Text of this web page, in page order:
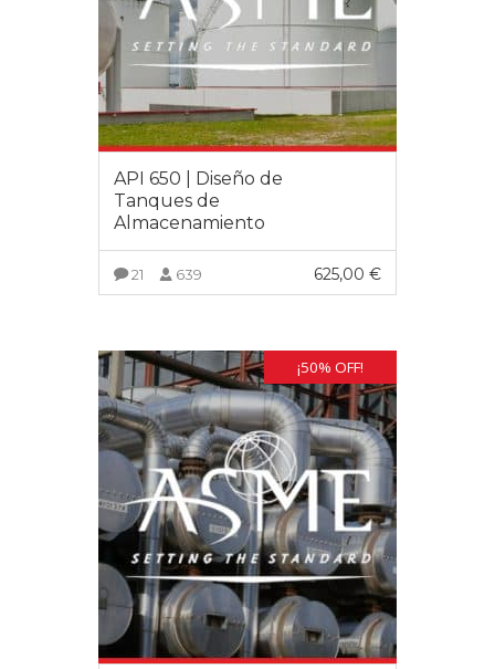
API 650 | Diseño de
Tanques de
Almacenamiento
21 639 625,00 €
¡50% OFF!